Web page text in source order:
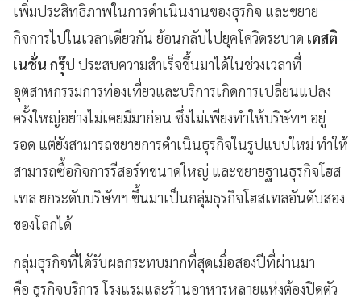
เพิ่มประสิทธิภาพในการดำเนินงานของธุรกิจ และขยาย
กิจการไปในเวลาเดียวกัน ย้อนกลับไปยุคโควิดระบาด เดสติ
เนชั่น กรุ๊ป ประสบความสำเร็จขึ้นมาได้ในช่วงเวลาที่
อุตสาหกรรมการท่องเที่ยวและบริการเกิดการเปลี่ยนแปลง
ครั้งใหญ่อย่างไม่เคยมีมาก่อน ซึ่งไม่เพียงทำให้บริษัทฯ อยู่
รอด แต่ยังสามารถขยายการดำเนินธุรกิจในรูปแบบใหม่ ทำให้
สามารถซื้อกิจการรีสอร์ทขนาดใหญ่ และขยายฐานธุรกิจโฮส
เทล ยกระดับบริษัทฯ ขึ้นมาเป็นกลุ่มธุรกิจโฮสเทลอันดับสอง
ของโลกได้
กลุ่มธุรกิจที่ได้รับผลกระทบมากที่สุดเมื่อสองปีที่ผ่านมา
คือ ธุรกิจบริการ โรงแรมและร้านอาหารหลายแห่งต้องปิดตัว